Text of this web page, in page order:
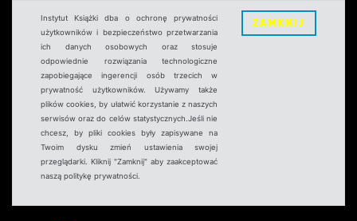
Instytut Książki dba o ochronę prywatności
użytkowników i bezpieczeństwo przetwarzania
ich danych osobowych oraz stosuje
odpowiednie rozwiązania technologiczne
zapobiegające ingerencji osób trzecich w
prywatność użytkowników. Używamy także
plików cookies, by ułatwić korzystanie z naszych
serwisów oraz do celów statystycznych.Jeśli nie
chcesz, by pliki cookies były zapisywane na
Twoim dysku zmień ustawienia swojej
przeglądarki. Kliknij "Zamknij" aby zaakceptować
naszą politykę prywatności.
ZAMKNIJ